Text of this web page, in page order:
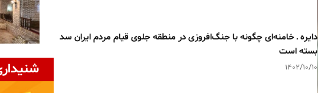
دایره ـ خامنه‌ای چگونه با جنگ‌افروزی در منطقه جلوی قیام مردم ایران سد
بسته است
۱۴۰۲/۱۰/۱۰